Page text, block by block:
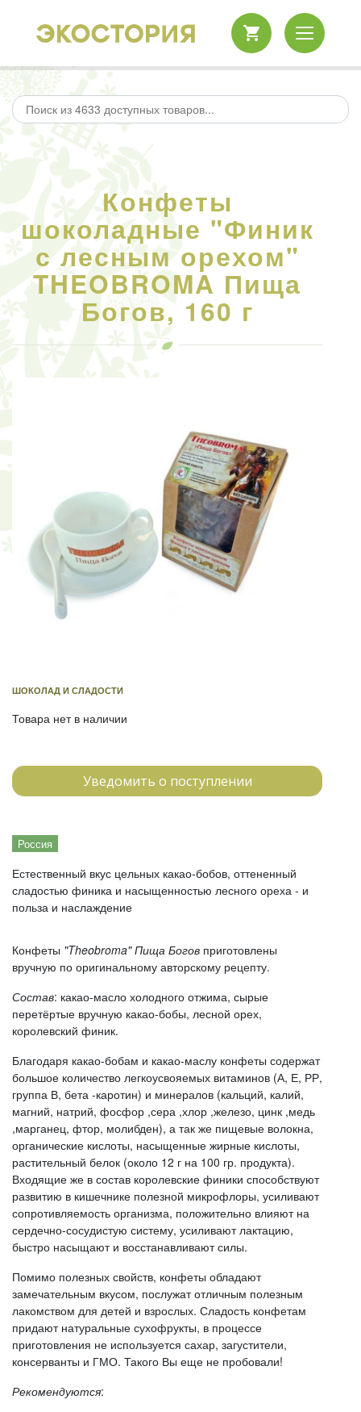
Конфеты
шоколадные "Финик
с лесным орехом"
THEOBROMA Пища
Богов, 160 г
ШОКОЛАД И СЛАДОСТИ
Товара нет в наличии
Уведомить о поступлении
Россия
Естественный вкус цельных какао-бобов, оттененный
сладостью финика и насыщенностью лесного ореха - и
польза и наслаждение
Конфеты "Theobroma" Пища Богов приготовлены
вручную по оригинальному авторскому рецепту.
Состав: какао-масло холодного отжима, сырые
перетёртые вручную какао-бобы, лесной орех,
королевский финик.
Благодаря какао-бобам и какао-маслу конфеты содержат
большое количество легкоусвояемых витаминов (А, Е, РР,
группа В, бета -каротин) и минералов (кальций, калий,
магний, натрий, фосфор ,сера ,хлор ,железо, цинк ,медь
,марганец, фтор, молибден), а так же пищевые волокна,
органические кислоты, насыщенные жирные кислоты,
растительный белок (около 12 г на 100 гр. продукта).
Входящие же в состав королевские финики способствуют
развитию в кишечнике полезной микрофлоры, усиливают
сопротивляемость организма, положительно влияют на
сердечно-сосудистую систему, усиливают лактацию,
быстро насыщают и восстанавливают силы.
Помимо полезных свойств, конфеты обладают
замечательным вкусом, послужат отличным полезным
лакомством для детей и взрослых. Сладость конфетам
придают натуральные сухофрукты, в процессе
приготовления не используется сахар, загустители,
консерванты и ГМО. Такого Вы еще не пробовали!
Рекомендуются: